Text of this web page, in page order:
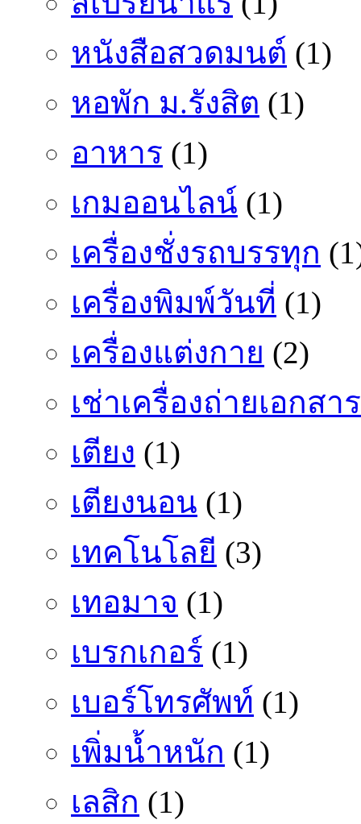
หนังสือสวดมนต์ (1)
หอพัก ม.รังสิต (1)
อาหาร (1)
เกมออนไลน์ (1)
เครื่องชั่งรถบรรทุก
เครื่องพิมพ์วันที่ (1)
เครื่องแต่งกาย (2)
เช่าเครื่องถ่ายเอกสาร
เตียง (1)
เตียงนอน (1)
เทคโนโลยี (3)
เทอมาจ (1)
เบรกเกอร์ (1)
เบอร์โทรศัพท์ (1)
เพิ่มน้ำหนัก (1)
เลสิก (1)